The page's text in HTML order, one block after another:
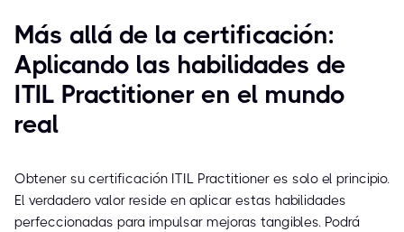
Más allá de la certificación:
Aplicando las habilidades de
ITIL Practitioner en el mundo
real
Obtener su certificación ITIL Practitioner es solo el principio.
El verdadero valor reside en aplicar estas habilidades
perfeccionadas para impulsar mejoras tangibles. Podrá